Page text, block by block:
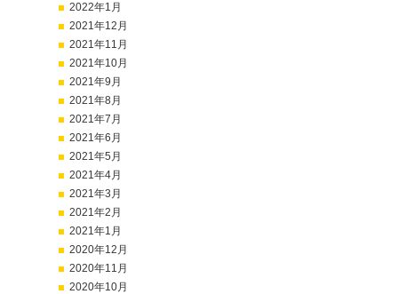
2022年1月
2021年12月
2021年11月
2021年10月
2021年9月
2021年8月
2021年7月
2021年6月
2021年5月
2021年4月
2021年3月
2021年2月
2021年1月
2020年12月
2020年11月
2020年10月